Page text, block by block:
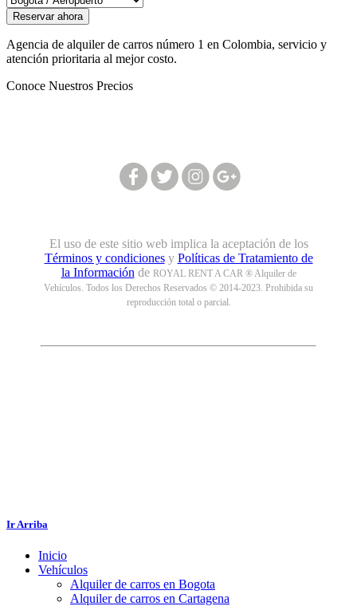
Agencia de alquiler de carros número 1 en Colombia, servicio y
atención prioritaria al mejor costo.
Conoce Nuestros Precios
El uso de este sitio web implica la aceptación de los
Términos y condicionesy Políticas de Tratamiento de
la Informaciónde ROYAL RENT A CAR ® Alquiler de
Vehículos. Todos los Derechos Reservados © 2014-2023. Prohibida su
reproducción total o parcial.
Ir Arriba
Inicio
Vehículos
Alquiler de carros en Bogota
Alquiler de carros en Cartagena